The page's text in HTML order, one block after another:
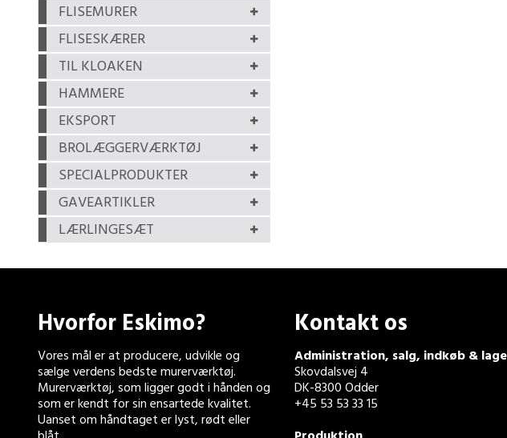
FLISEMURER
FLISESKÆRER
TIL KLOAKEN
HAMMERE
EKSPORT
BROLÆGGERVÆRKTØJ
SPECIALPRODUKTER
GAVEARTIKLER
LÆRLINGESÆT
Hvorfor Eskimo?
Vores mål er at producere, udvikle og
sælge verdens bedste murerværktøj.
Murerværktøj, som ligger godt i hånden og
som er kendt for sin ensartede kvalitet.
Uanset om håndtaget er lyst, rødt eller
Kontakt os
Administration, salg, indkøb &
Skovdalsvej 4
DK-8300 Odder
+45 53 53 33 15